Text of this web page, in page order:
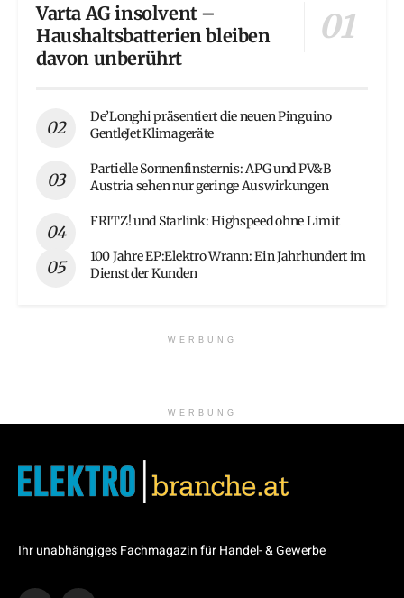
Varta AG insolvent –
Haushaltsbatterien bleiben
davon unberührt
De’Longhi präsentiert die neuen Pinguino
GentleJet Klimageräte
Partielle Sonnenfinsternis: APG und PV&B
Austria sehen nur geringe Auswirkungen
FRITZ! und Starlink: Highspeed ohne Limit
100 Jahre EP:Elektro Wrann: Ein Jahrhundert im
Dienst der Kunden
WERBUNG
WERBUNG
Ihr unabhängiges Fachmagazin für Handel- & Gewerbe